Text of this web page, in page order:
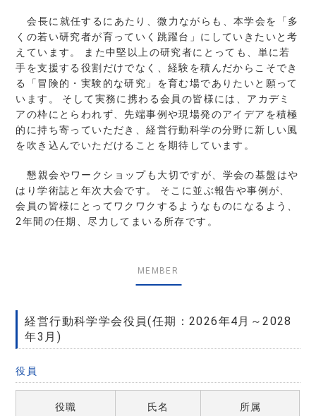
会長に就任するにあたり、微力ながらも、本学会を「多
くの若い研究者が育っていく跳躍台」にしていきたいと考
えています。 また中堅以上の研究者にとっても、単に若
手を支援する役割だけでなく、経験を積んだからこそでき
る「冒険的・実験的な研究」を育む場でありたいと願って
います。 そして実務に携わる会員の皆様には、アカデミ
アの枠にとらわれず、先端事例や現場発のアイデアを積極
的に持ち寄っていただき、経営行動科学の分野に新しい風
を吹き込んでいただけることを期待しています。
懇親会やワークショップも大切ですが、学会の基盤はや
はり学術誌と年次大会です。 そこに並ぶ報告や事例が、
会員の皆様にとってワクワクするようなものになるよう、
2年間の任期、尽力してまいる所存です。
MEMBER
経営行動科学学会役員(任期：2026年4月～2028
年3月)
役員
役職 氏名 所属